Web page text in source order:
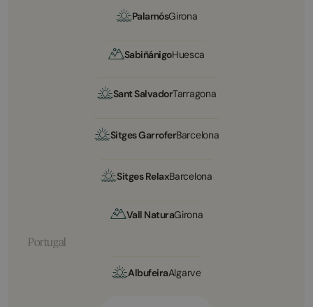
PalamósGirona
SabiñánigoHuesca
Sant SalvadorTarragona
Sitges GarroferBarcelona
Sitges RelaxBarcelona
Vall NaturaGirona
Portugal
AlbufeiraAlgarve